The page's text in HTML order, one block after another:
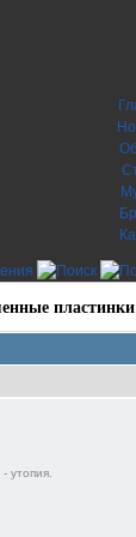
пластинки
утопия.